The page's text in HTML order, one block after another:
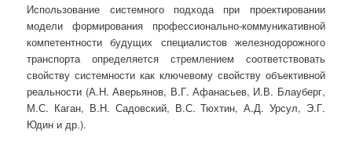
Использование системного подхода при проектировании
модели формирования профессионально-коммуникативной
компетентности будущих специалистов железнодорожного
транспорта определяется стремлением соответствовать
свойству системности как ключевому свойству объективной
реальности (А.Н. Аверьянов, В.Г. Афанасьев, И.В. Блауберг,
М.С. Каган, В.Н. Садовский, В.С. Тюхтин, А.Д. Урсул, Э.Г.
Юдин и др.).